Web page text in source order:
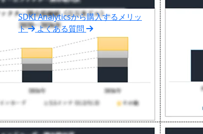
SDKI Analyticsから購入するメリッ
ト
よくある質問